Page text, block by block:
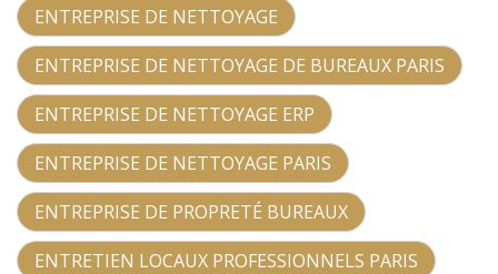
ENTREPRISE DE NETTOYAGE
ENTREPRISE DE NETTOYAGE DE BUREAUX PARIS
ENTREPRISE DE NETTOYAGE ERP
ENTREPRISE DE NETTOYAGE PARIS
ENTREPRISE DE PROPRETÉ BUREAUX
ENTRETIEN LOCAUX PROFESSIONNELS PARIS